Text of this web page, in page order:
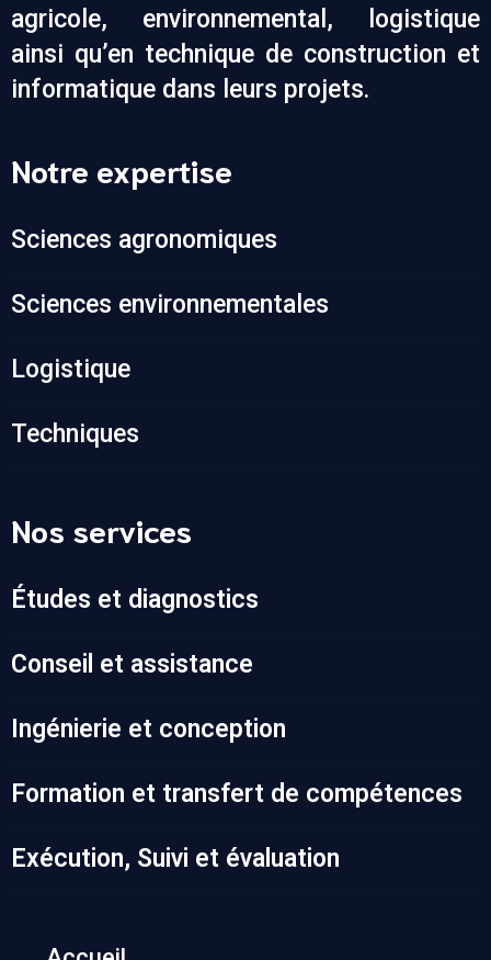
agricole, environnemental, logistique
ainsi qu’en technique de construction et
informatique dans leurs projets.
Notre expertise
Sciences agronomiques
Sciences environnementales
Logistique
Techniques
Nos services
Études et diagnostics
Conseil et assistance
Ingénierie et conception
Formation et transfert de compétences
Exécution, Suivi et évaluation